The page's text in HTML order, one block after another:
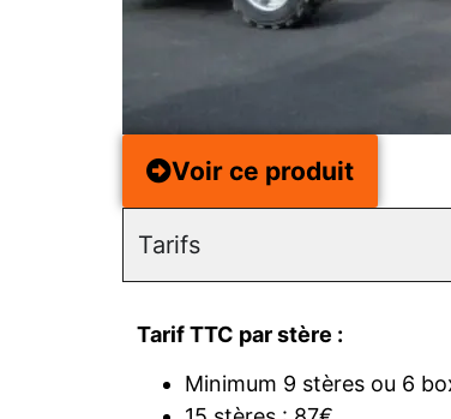
Voir ce produit
Tarifs
Tarif TTC par stère :
Minimum 9 stères ou 6